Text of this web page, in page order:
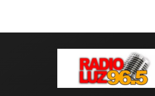
desentrañar las causas